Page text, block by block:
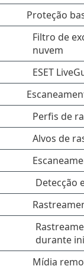
Proteção
Filtro de
nuvem
ESET
Perfis de
Alvos de
Detecção
durante
Mídia